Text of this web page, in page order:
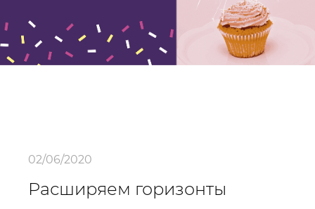
02/06/2020
Расширяем горизонты